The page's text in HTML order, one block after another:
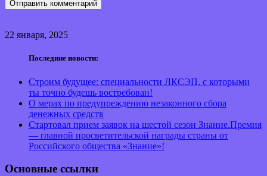
22 января, 2025
Последние новости:
Строим будущее: специальности ЛКСЭП, с которыми
ты точно будешь востребован!
О мерах по предупреждению незаконного сбора
денежных средств
Стартовал прием заявок на шестой сезон Знание.Премия
— главной просветительской награды страны от
Российского общества «Знание»!
Основные ссылки